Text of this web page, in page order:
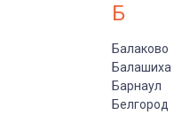
Б
Балаково
Балашиха
Барнаул
Белгород